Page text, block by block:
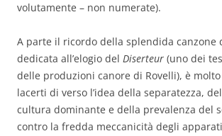
volutamente – non numerate).
A parte il ricordo della splendida canzone
dedicata all’elogio del Diserteur (uno dei
delle produzioni canore di Rovelli), è
lacerti di verso l’idea della separatezza,
cultura dominante e della prevalenza del
contro la fredda meccanicità degli